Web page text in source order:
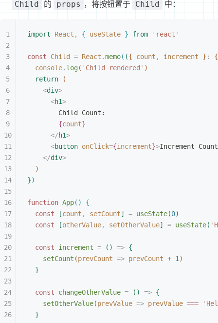
Child 的 props ，将按钮置于 Child 中：
import React , { useState } from ' react '
const Child = React .memo( ({ count , increment } : {
console. log( ' Child rendered ' )
return
(
<div>
<h1>
Child Count:
{count}
</h1>
<button onClick={increment}>Increment Count
</div>
)
})
function App( )
{
const
[count , setCount] = useState(0)
const
[otherValue, setOtherValue] = useState( '
const increment = ( ) => {
setCount (prevCount => prevCount + 1 )
}
const changeOtherValue = ( ) => {
setOtherValue(prevValue => prevValue === '
}